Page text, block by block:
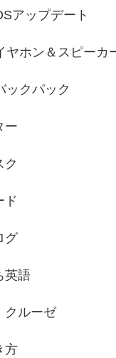
アップデート
ヤホン＆スピーカ
ックパック
ー
ク
ド
グ
英語
クルーゼ
方